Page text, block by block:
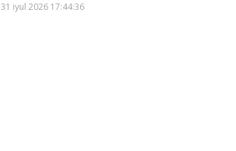
31 iyul 2026 17:44:36